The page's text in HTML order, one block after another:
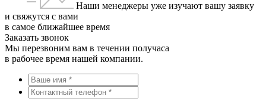
Наши менеджеры уже изучают вашу заявку
и свяжутся с вами
в самое ближайшее время
Заказать звонок
Мы перезвоним вам в течении получаса
в рабочее время нашей компании.